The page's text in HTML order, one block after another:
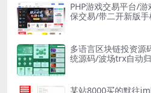
PHP游戏交易平台/
保交易/带二开新版手
多语言区块链投资源
统源码/波场trx自动
某站8000买的默往